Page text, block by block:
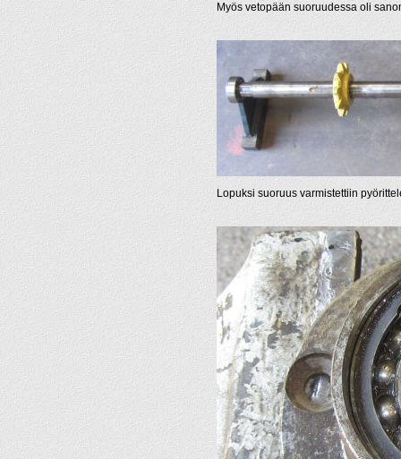
Myös vetopään suoruudessa oli
Lopuksi suoruus varmistettiin